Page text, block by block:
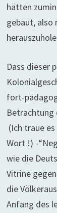
hätten
gebaut, also
Dass dieser
fort-
Betrachtung
(Ich traue
Wort !) -
wie die
Vitrine
die
Anfang des